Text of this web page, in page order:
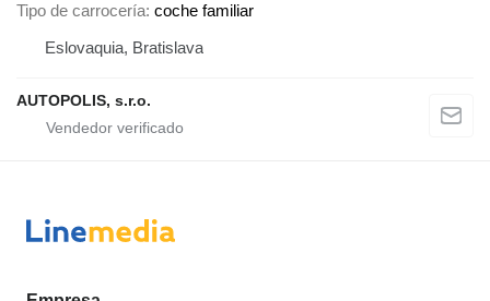
Tipo de carrocería coche familiar
Eslovaquia, Bratislava
AUTOPOLIS, s.r.o.